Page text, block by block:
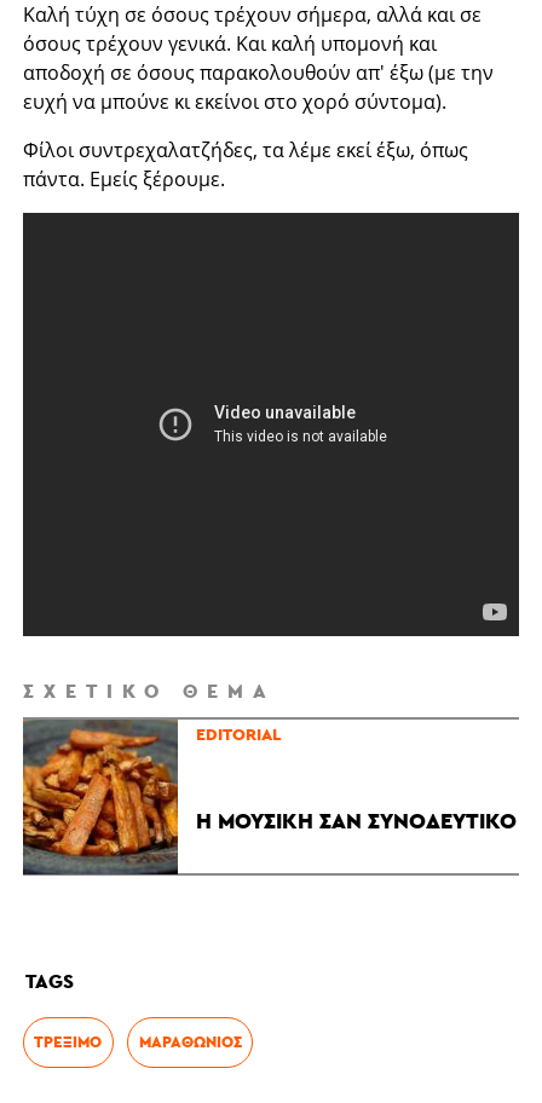
Καλή τύχη σε όσους τρέχουν σήμερα, αλλά και σε
όσους τρέχουν γενικά. Και καλή υπομονή και
αποδοχή σε όσους παρακολουθούν απ' έξω (με την
ευχή να μπούνε κι εκείνοι στο χορό σύντομα).
Φίλοι συντρεχαλατζήδες, τα λέμε εκεί έξω, όπως
πάντα. Εμείς ξέρουμε.
ΣΧΕΤΙΚΌ ΘΈΜΑ
EDITORIAL
Η ΜΟΥΣΙΚΉ ΣΑΝ ΣΥΝΟΔΕΥΤΙΚΌ
TAGS
ΤΡΈΞΙΜΟ ΜΑΡΑΘΏΝΙΟΣ